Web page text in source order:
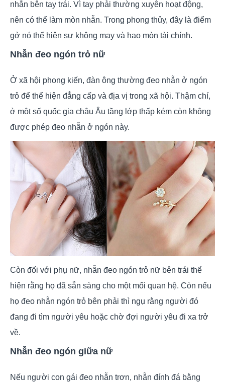
nhẫn bên tay trái. Vì tay phải thường xuyên hoạt động,
nên có thể làm mòn nhẫn. Trong phong thủy, đây là điểm
gở nó thể hiện sự không may và hao mòn tài chính.
Nhẫn đeo ngón trỏ nữ
Ở xã hội phong kiến, đàn ông thường đeo nhẫn ở ngón
trỏ để thể hiện đẳng cấp và địa vị trong xã hội. Thậm chí,
ở một số quốc gia châu Âu tầng lớp thấp kém còn không
được phép đeo nhẫn ở ngón này.
Còn đối với phụ nữ, nhẫn đeo ngón trỏ nữ bên trái thể
hiện rằng họ đã sẵn sàng cho một mối quan hệ. Còn nếu
họ đeo nhẫn ngón trỏ bên phải thì ngụ rằng người đó
đang đi tìm người yêu hoặc chờ đợi người yêu đi xa trở
về.
Nhẫn đeo ngón giữa nữ
Nếu người con gái đeo nhẫn trơn, nhẫn đính đá bằng